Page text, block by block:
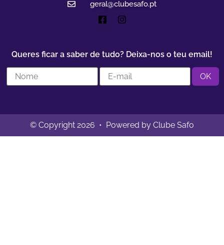
geral@clubesafo.pt
Queres ficar a saber de tudo? Deixa-nos o teu email!
© Copyright 2026 • Powered by Clube Safo